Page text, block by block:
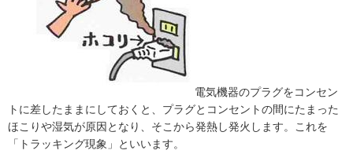
電気機器のプラグをコンセン
トに差したままにしておくと、プラグとコンセントの間にたまった
ほこりや湿気が原因となり、そこから発熱し発火します。これを
「トラッキング現象」といいます。